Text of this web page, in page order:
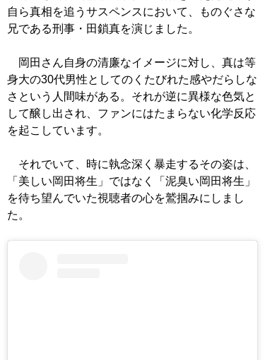
自ら真相を追うサスペンスにおいて、ものぐさな
兄である刑事・田鎖真を演じました。
岡田さん自身の清廉なイメージに対し、真は等
身大の30代男性としてのくたびれた感やだらしな
さという人間味がある。それが逆に異様な色気と
して醸し出され、ファンにはたまらない化学反応
を起こしています。
それでいて、時に執念深く暴走するその姿は、
「美しい岡田将生」ではなく「泥臭い岡田将生」
を待ち望んでいた視聴者の心を鷲掴みにしまし
た。